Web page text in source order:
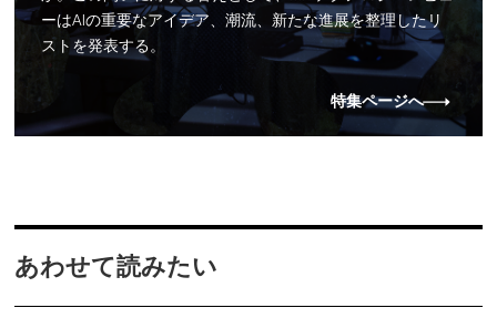
ーはAIの重要なアイデア、潮流、新たな進展を整理したリ
ストを発表する。
特集ページへ
あわせて読みたい